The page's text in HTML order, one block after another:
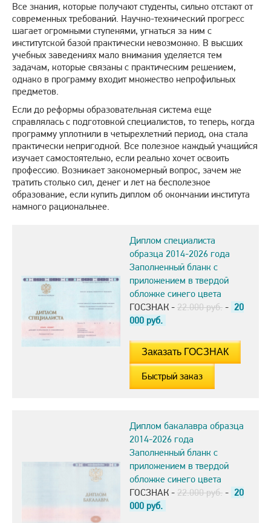
Все знания, которые получают студенты, сильно отстают от
современных требований. Научно-технический прогресс
шагает огромными ступенями, угнаться за ним с
институтской базой практически невозможно. В высших
учебных заведениях мало внимания уделяется тем
задачам, которые связаны с практическим решением,
однако в программу входит множество непрофильных
предметов.
Если до реформы образовательная система еще
справлялась с подготовкой специалистов, то теперь, когда
программу уплотнили в четырехлетний период, она стала
практически непригодной. Все полезное каждый учащийся
изучает самостоятельно, если реально хочет освоить
профессию. Возникает закономерный вопрос, зачем же
тратить столько сил, денег и лет на бесполезное
образование, если купить диплом об окончании института
намного рациональнее.
Диплом специалиста
образца 2014-2026 года
Заполненный бланк с
приложением в твердой
обложке синего цвета
ГОСЗНАК - 22.000 руб. - 20
000 руб.
Быстрый заказ
Диплом бакалавра образца
2014-2026 года
Заполненный бланк с
приложением в твердой
обложке синего цвета
ГОСЗНАК - 22.000 руб. - 20
000 руб.